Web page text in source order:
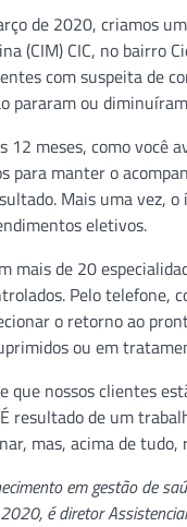
de 2020, criamos
(CIM) CIC, no bairro
com suspeita de
pararam ou
meses, como você
para manter o
Mais uma vez,
eletivos.
mais de 20
Pelo telefone,
o retorno ao
ou em
nossos clientes
de um
mas, acima de tudo,
em gestão de
é diretor